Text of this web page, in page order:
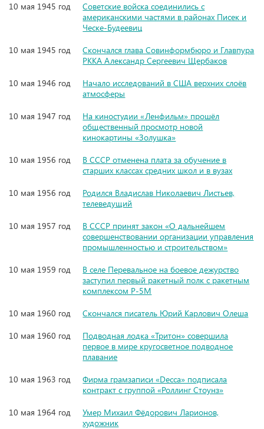
10 мая 1945 год
Советские войска соединились с
американскими частями в районах Писек и
Ческе-Будеевиц
10 мая 1945 год
Скончался глава Совинформбюро и Главпура
РККА Александр Сергеевич Щербаков
10 мая 1946 год
Начало исследований в США верхних слоёв
атмосферы
10 мая 1947 год
На киностудии «Ленфильм» прошёл
общественный просмотр новой
кинокартины «Золушка»
10 мая 1956 год
В СССР отменена плата за обучение в
старших классах средних школ и в вузах
10 мая 1956 год
Родился Владислав Николаевич Листьев,
телеведущий
10 мая 1957 год
В СССР принят закон «О дальнейшем
совершенствовании организации управления
промышленностью и строительством»
10 мая 1959 год
В селе Перевальное на боевое дежурство
заступил первый ракетный полк с ракетным
комплексом Р-5М
10 мая 1960 год
Скончался писатель Юрий Карлович Олеша
10 мая 1960 год
Подводная лодка «Тритон» совершила
первое в мире кругосветное подводное
плавание
10 мая 1963 год
Фирма грамзаписи «Decca» подписала
контракт с группой «Роллинг Стоунз»
10 мая 1964 год
Умер Михаил Фёдорович Ларионов,
художник